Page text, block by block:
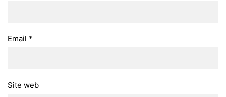
Email *
Site web